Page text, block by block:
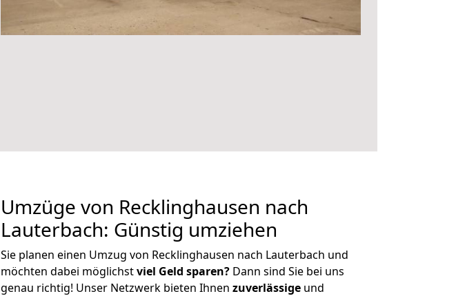
Umzüge von Recklinghausen nach
Lauterbach: Günstig umziehen
Sie planen einen Umzug von Recklinghausen nach Lauterbach und
möchten dabei möglichstviel Geld sparen? Dann sind Sie bei uns
genau richtig! Unser Netzwerk bieten Ihnen zuverlässige und